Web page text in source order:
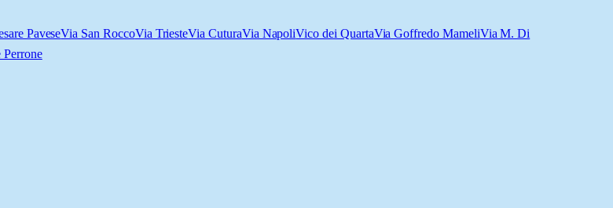
PaveseVia San RoccoVia TriesteVia CuturaVia NapoliVico dei QuartaVia Goffredo MameliVia M. Di
Perrone